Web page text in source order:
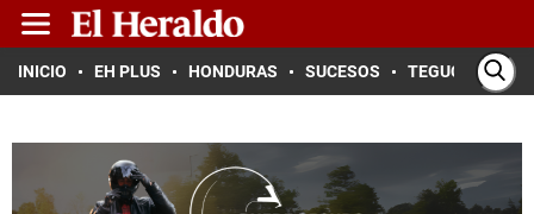
INICIO EH PLUS HONDURAS SUCESOS TEGUCIGALPA